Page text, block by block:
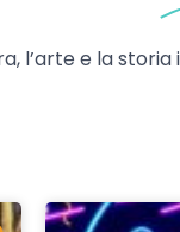
l’arte e la